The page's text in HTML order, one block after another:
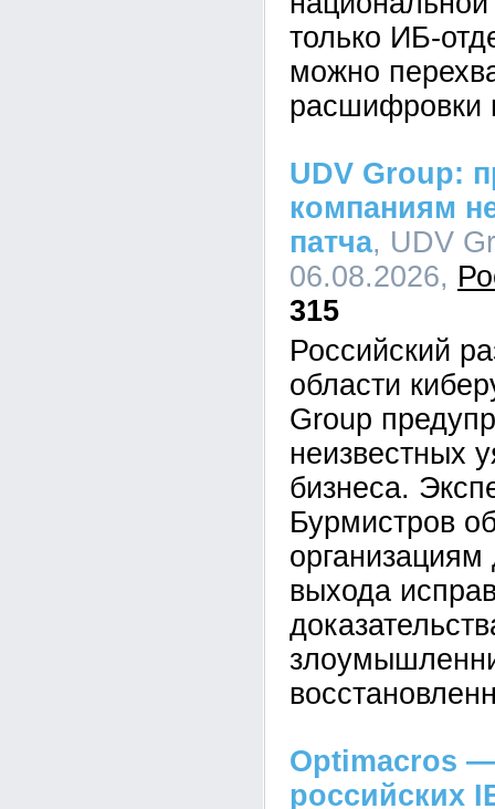
только ИБ-
можно
расшифровки
UDV Group:
компаниям
патча, UDV
06.08.2026,
315
Российский
области
Group
неизвестных
бизнеса.
Бурмистров
организациям
выхода
Optimacros —
российских